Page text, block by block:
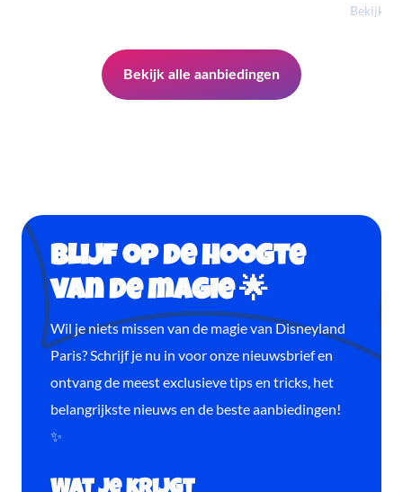
Bekijk
Bekijk alle aanbiedingen
Blijf op de hoogte
van de magie 🌟
Wil je niets missen van de magie van Disneyland
Paris? Schrijf je nu in voor onze nieuwsbrief en
ontvang de meest exclusieve tips en tricks, het
belangrijkste nieuws en de beste aanbiedingen!
✨